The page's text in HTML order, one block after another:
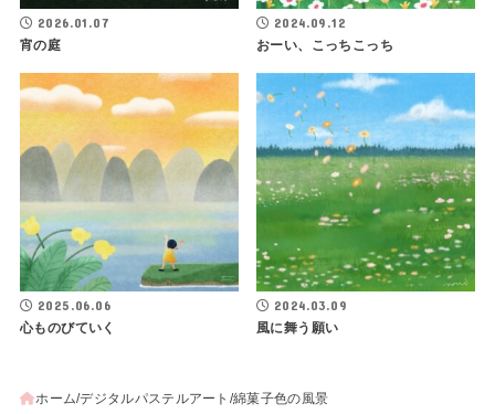
2026.01.07
宵の庭
2024.09.12
おーい、こっちこっち
2025.06.06
心ものびていく
2024.03.09
風に舞う願い
ホーム デジタルパステルアート 綿菓子色の風景